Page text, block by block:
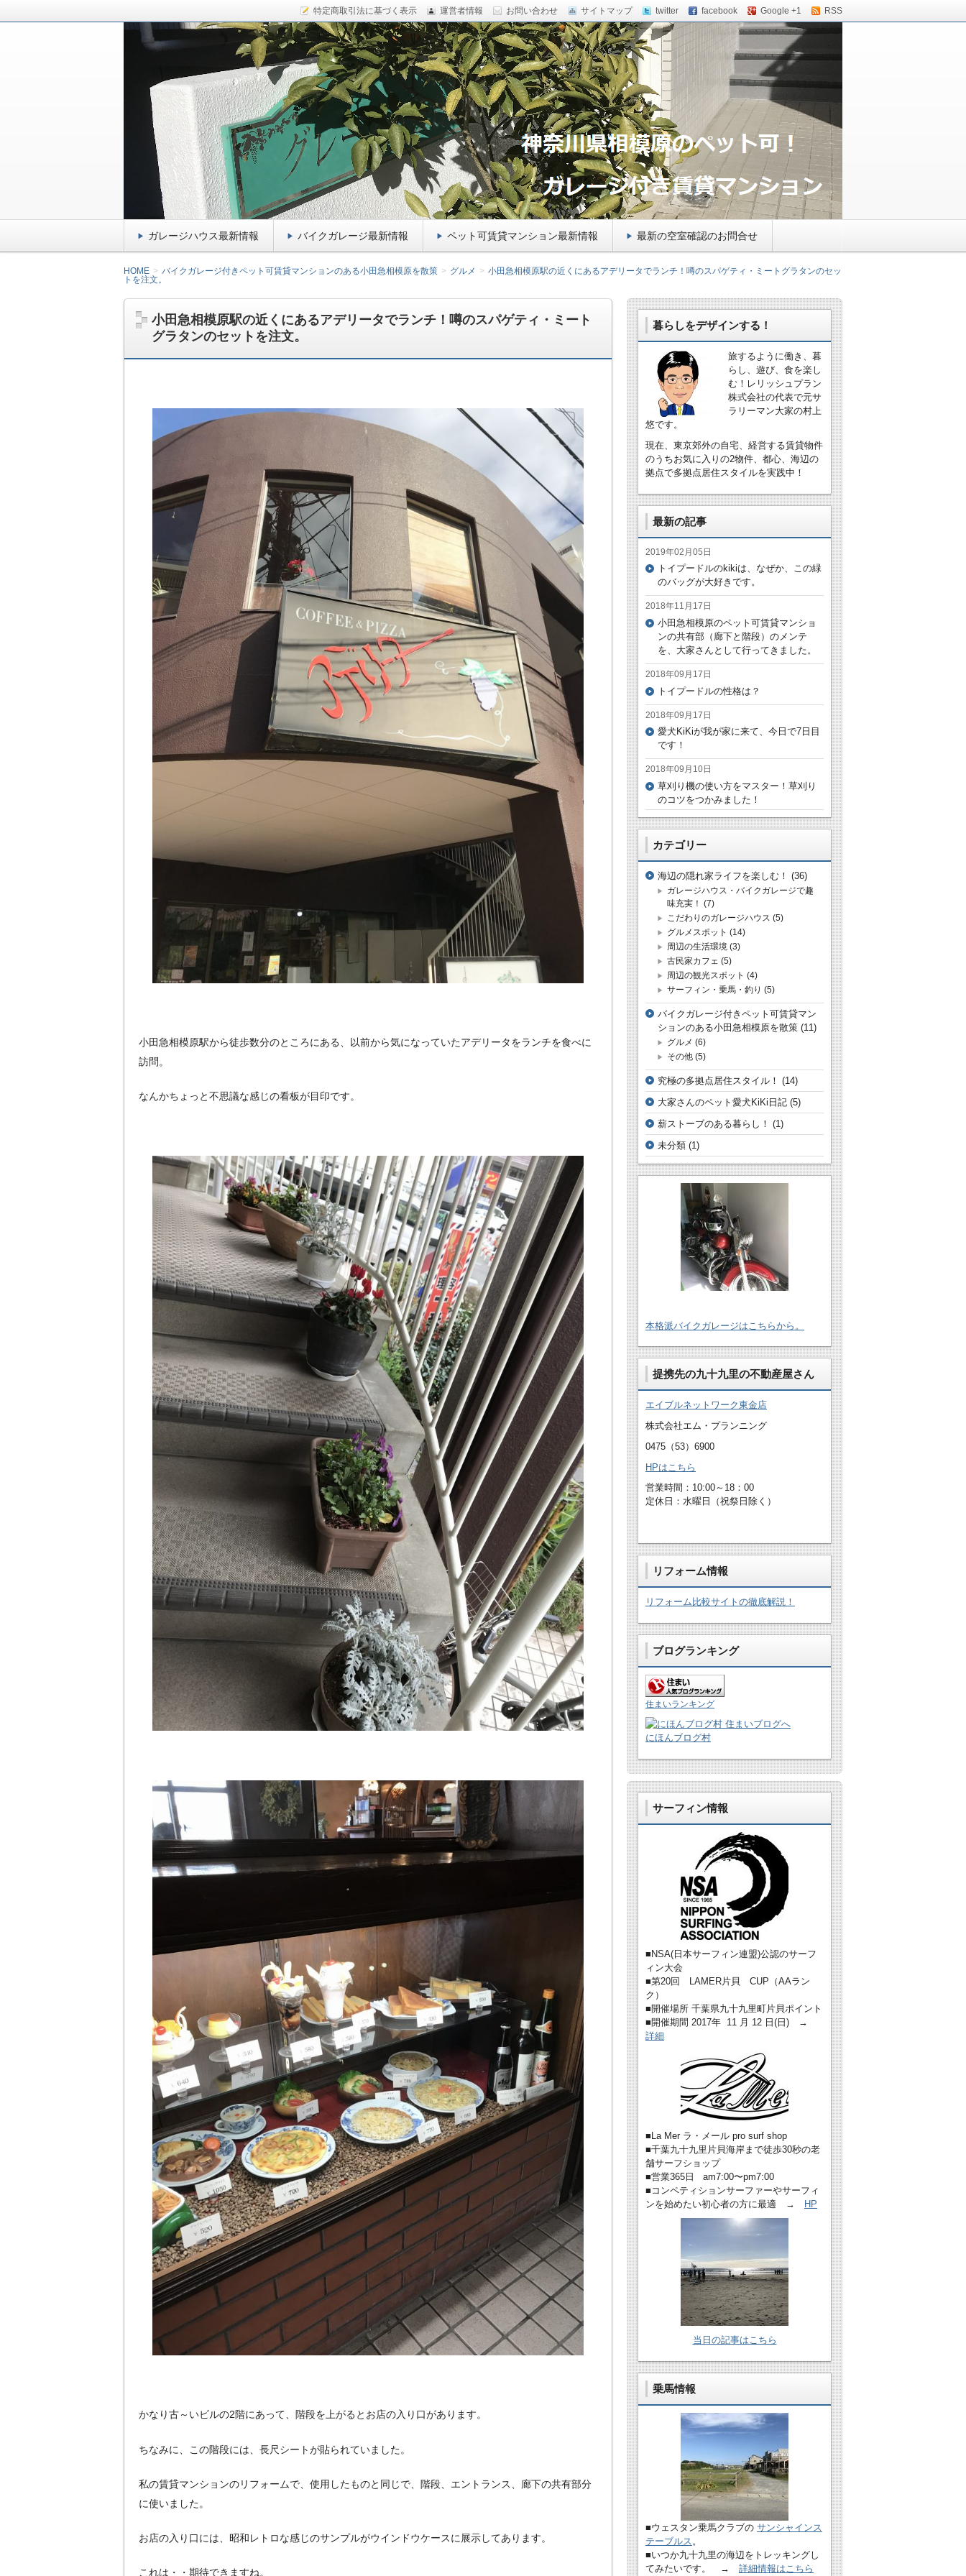
特定商取引法に基づく表示 運営者情報 お問い合わせ サイトマップ twitter facebook Google +1 RSS
サーファー&ライダー向け千葉県九十九里のガレージハウス・小田急相模原のバ
イクガレージ・ペットマンションをご紹介！
千葉県九十九里のガレージハウス、小田急相模原のペットマンション 、バイクガレージ をご紹
介！ドッグフード大好きな愛犬kikiのトイプードルもご紹介！
ガレージハウス最新情報 バイクガレージ最新情報 ペット可賃貸マンション最新情報 最新の空室確認のお問合せ
HOME バイクガレージ付きペット可賃貸マンションのある小田急相模原を散策 グルメ
小田急相模原駅の近くにあるアデリータでランチ！噂のスパゲティ・ミートグラタンのセッ
トを注文。
小田急相模原駅の近くにあるアデリータでランチ！噂のスパゲティ・ミート
グラタンのセットを注文。
小田急相模原駅から徒歩数分のところにある、以前から気になっていたアデリータをランチを食べに
訪問。
なんかちょっと不思議な感じの看板が目印です。
かなり古～いビルの2階にあって、階段を上がるとお店の入り口があります。
ちなみに、この階段には、長尺シートが貼られていました。
私の賃貸マンションのリフォームで、使用したものと同じで、階段、エントランス、廊下の共有部分
に使いました。
お店の入り口には、昭和レトロな感じのサンプルがウインドウケースに展示してあります。
これは・・期待できますね。
暮らしをデザインする！
旅するように働き、暮
らし、遊び、食を楽し
む！レリッシュプラン
株式会社の代表で元サ
ラリーマン大家の村上
悠です。
現在、東京郊外の自宅、経営する賃貸物件
のうちお気に入りの2物件、都心、海辺の
拠点で多拠点居住スタイルを実践中！
最新の記事
2019年02月05日
トイプードルのkikiは、なぜか、この緑
のバッグが大好きです。
2018年11月17日
小田急相模原のペット可賃貸マンショ
ンの共有部（廊下と階段）のメンテ
を、大家さんとして行ってきました。
2018年09月17日
トイプードルの性格は？
2018年09月17日
愛犬KiKiが我が家に来て、今日で7日目
です！
2018年09月10日
草刈り機の使い方をマスター！草刈り
のコツをつかみました！
カテゴリー
海辺の隠れ家ライフを楽しむ！ (36)
ガレージハウス・バイクガレージで趣
味充実！ (7)
こだわりのガレージハウス (5)
グルメスポット (14)
周辺の生活環境 (3)
古民家カフェ (5)
周辺の観光スポット (4)
サーフィン・乗馬・釣り (5)
バイクガレージ付きペット可賃貸マン
ションのある小田急相模原を散策 (11)
グルメ (6)
その他 (5)
究極の多拠点居住スタイル！ (14)
大家さんのペット愛犬KiKi日記 (5)
薪ストーブのある暮らし！ (1)
未分類 (1)
本格派バイクガレージはこちらから。
提携先の九十九里の不動産屋さん
エイブルネットワーク東金店
株式会社エム・プランニング
0475（53）6900
HPはこちら
営業時間：10:00～18：00
定休日：水曜日（祝祭日除く）
リフォーム情報
リフォーム比較サイトの徹底解説！
ブログランキング
住まいランキング
にほんブログ村
サーフィン情報
■NSA(日本サーフィン連盟)公認のサーフ
ィン大会
■第20回 LAMER片貝 CUP（AAラン
ク）
■開催場所 千葉県九十九里町片貝ポイント
■開催期間 2017年 11 月 12 日(日) →
詳細
■La Mer ラ・メール pro surf shop
■千葉九十九里片貝海岸まで徒歩30秒の老
舗サーフショップ
■営業365日 am7:00〜pm7:00
■コンペティションサーファーやサーフィ
ンを始めたい初心者の方に最適 →
HP
当日の記事はこちら
乗馬情報
■ウェスタン乗馬クラブの サンシャインス
テーブルス 。
■いつか九十九里の海辺をトレッキングし
てみたいです。 → 詳細情報はこちら